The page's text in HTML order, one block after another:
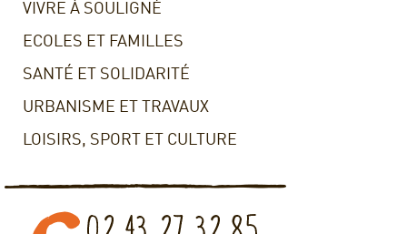
VIVRE À SOULIGNÉ
ECOLES ET FAMILLES
SANTÉ ET SOLIDARITÉ
URBANISME ET TRAVAUX
LOISIRS, SPORT ET CULTURE